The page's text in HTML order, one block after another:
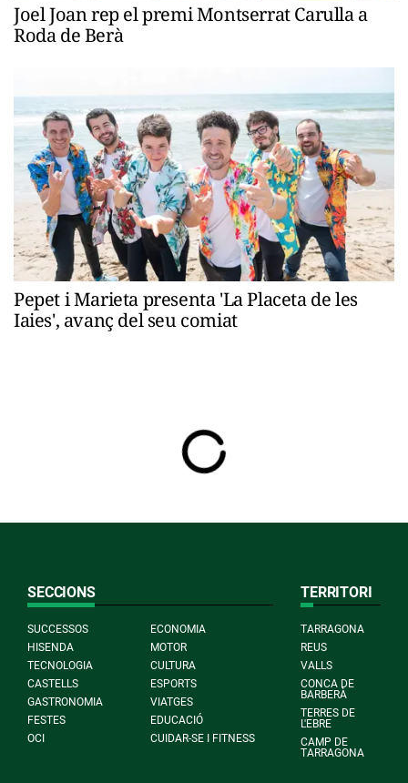
Joel Joan rep el premi Montserrat Carulla a
Roda de Berà
Pepet i Marieta presenta 'La Placeta de les
Iaies', avanç del seu comiat
SECCIONS
SUCCESSOS
ECONOMIA
HISENDA
MOTOR
TECNOLOGIA
CULTURA
CASTELLS
ESPORTS
GASTRONOMIA
VIATGES
FESTES
EDUCACIÓ
OCI
CUIDAR-SE I FITNESS
TERRITORI
TARRAGONA
REUS
VALLS
CONCA DE
BARBERÀ
TERRES DE
L'EBRE
CAMP DE
TARRAGONA